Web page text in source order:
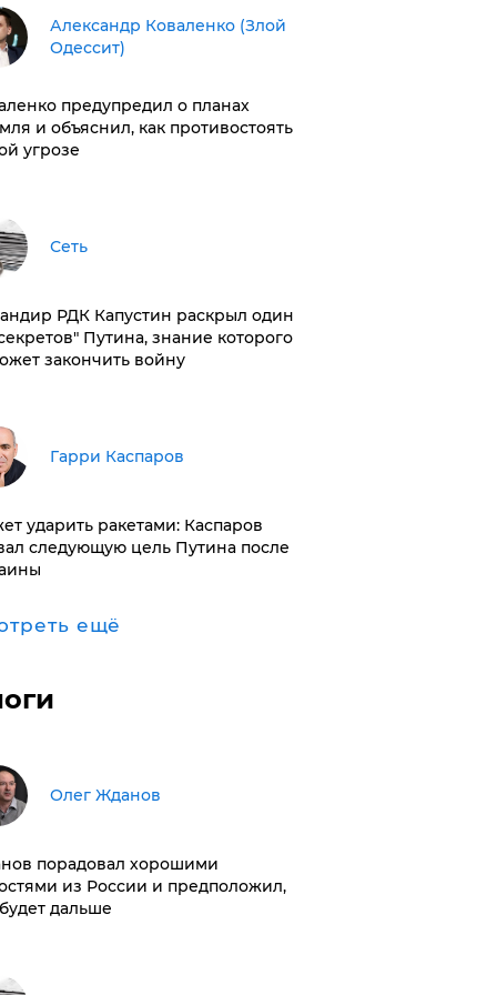
Александр Коваленко (Злой
Одессит)
предупредил о планах
и объяснил, как противостоять
угрозе
Сеть
РДК Капустин раскрыл один
Путина, знание которого
закончить войну
Гарри Каспаров
ударить ракетами: Каспаров
следующую цель Путина после
ещё
Олег Жданов
порадовал хорошими
из России и предположил,
дальше